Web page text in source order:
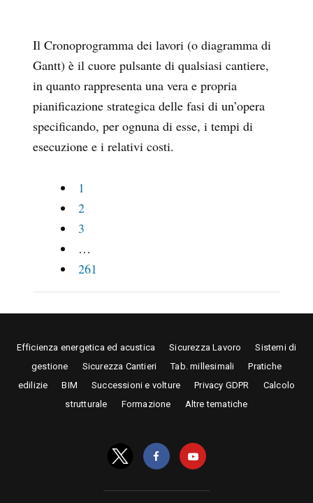
Il Cronoprogramma dei lavori (o diagramma di
Gantt) è il cuore pulsante di qualsiasi cantiere,
in quanto rappresenta una vera e propria
pianificazione strategica delle fasi di un’opera
specificando, per ognuna di esse, i tempi di
esecuzione e i relativi costi.
1
2
3
…
261
Efficienza energetica ed acustica Sicurezza Lavoro
Sistemi di
gestione
Sicurezza Cantieri Tab. millesimali
Pratiche
edilizie
BIM Successioni e volture Privacy GDPR
Calcolo
strutturale
Formazione Altre tematiche